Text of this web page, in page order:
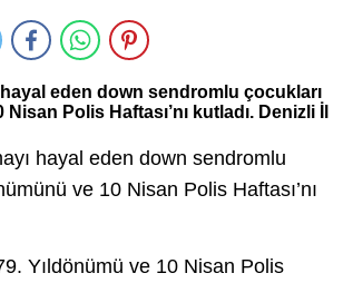
eden down sendromlu çocukları
Polis Haftası’nı kutladı. Denizli İl
hayal eden down sendromlu
ve 10 Nisan Polis Haftası’nı
Yıldönümü ve 10 Nisan Polis